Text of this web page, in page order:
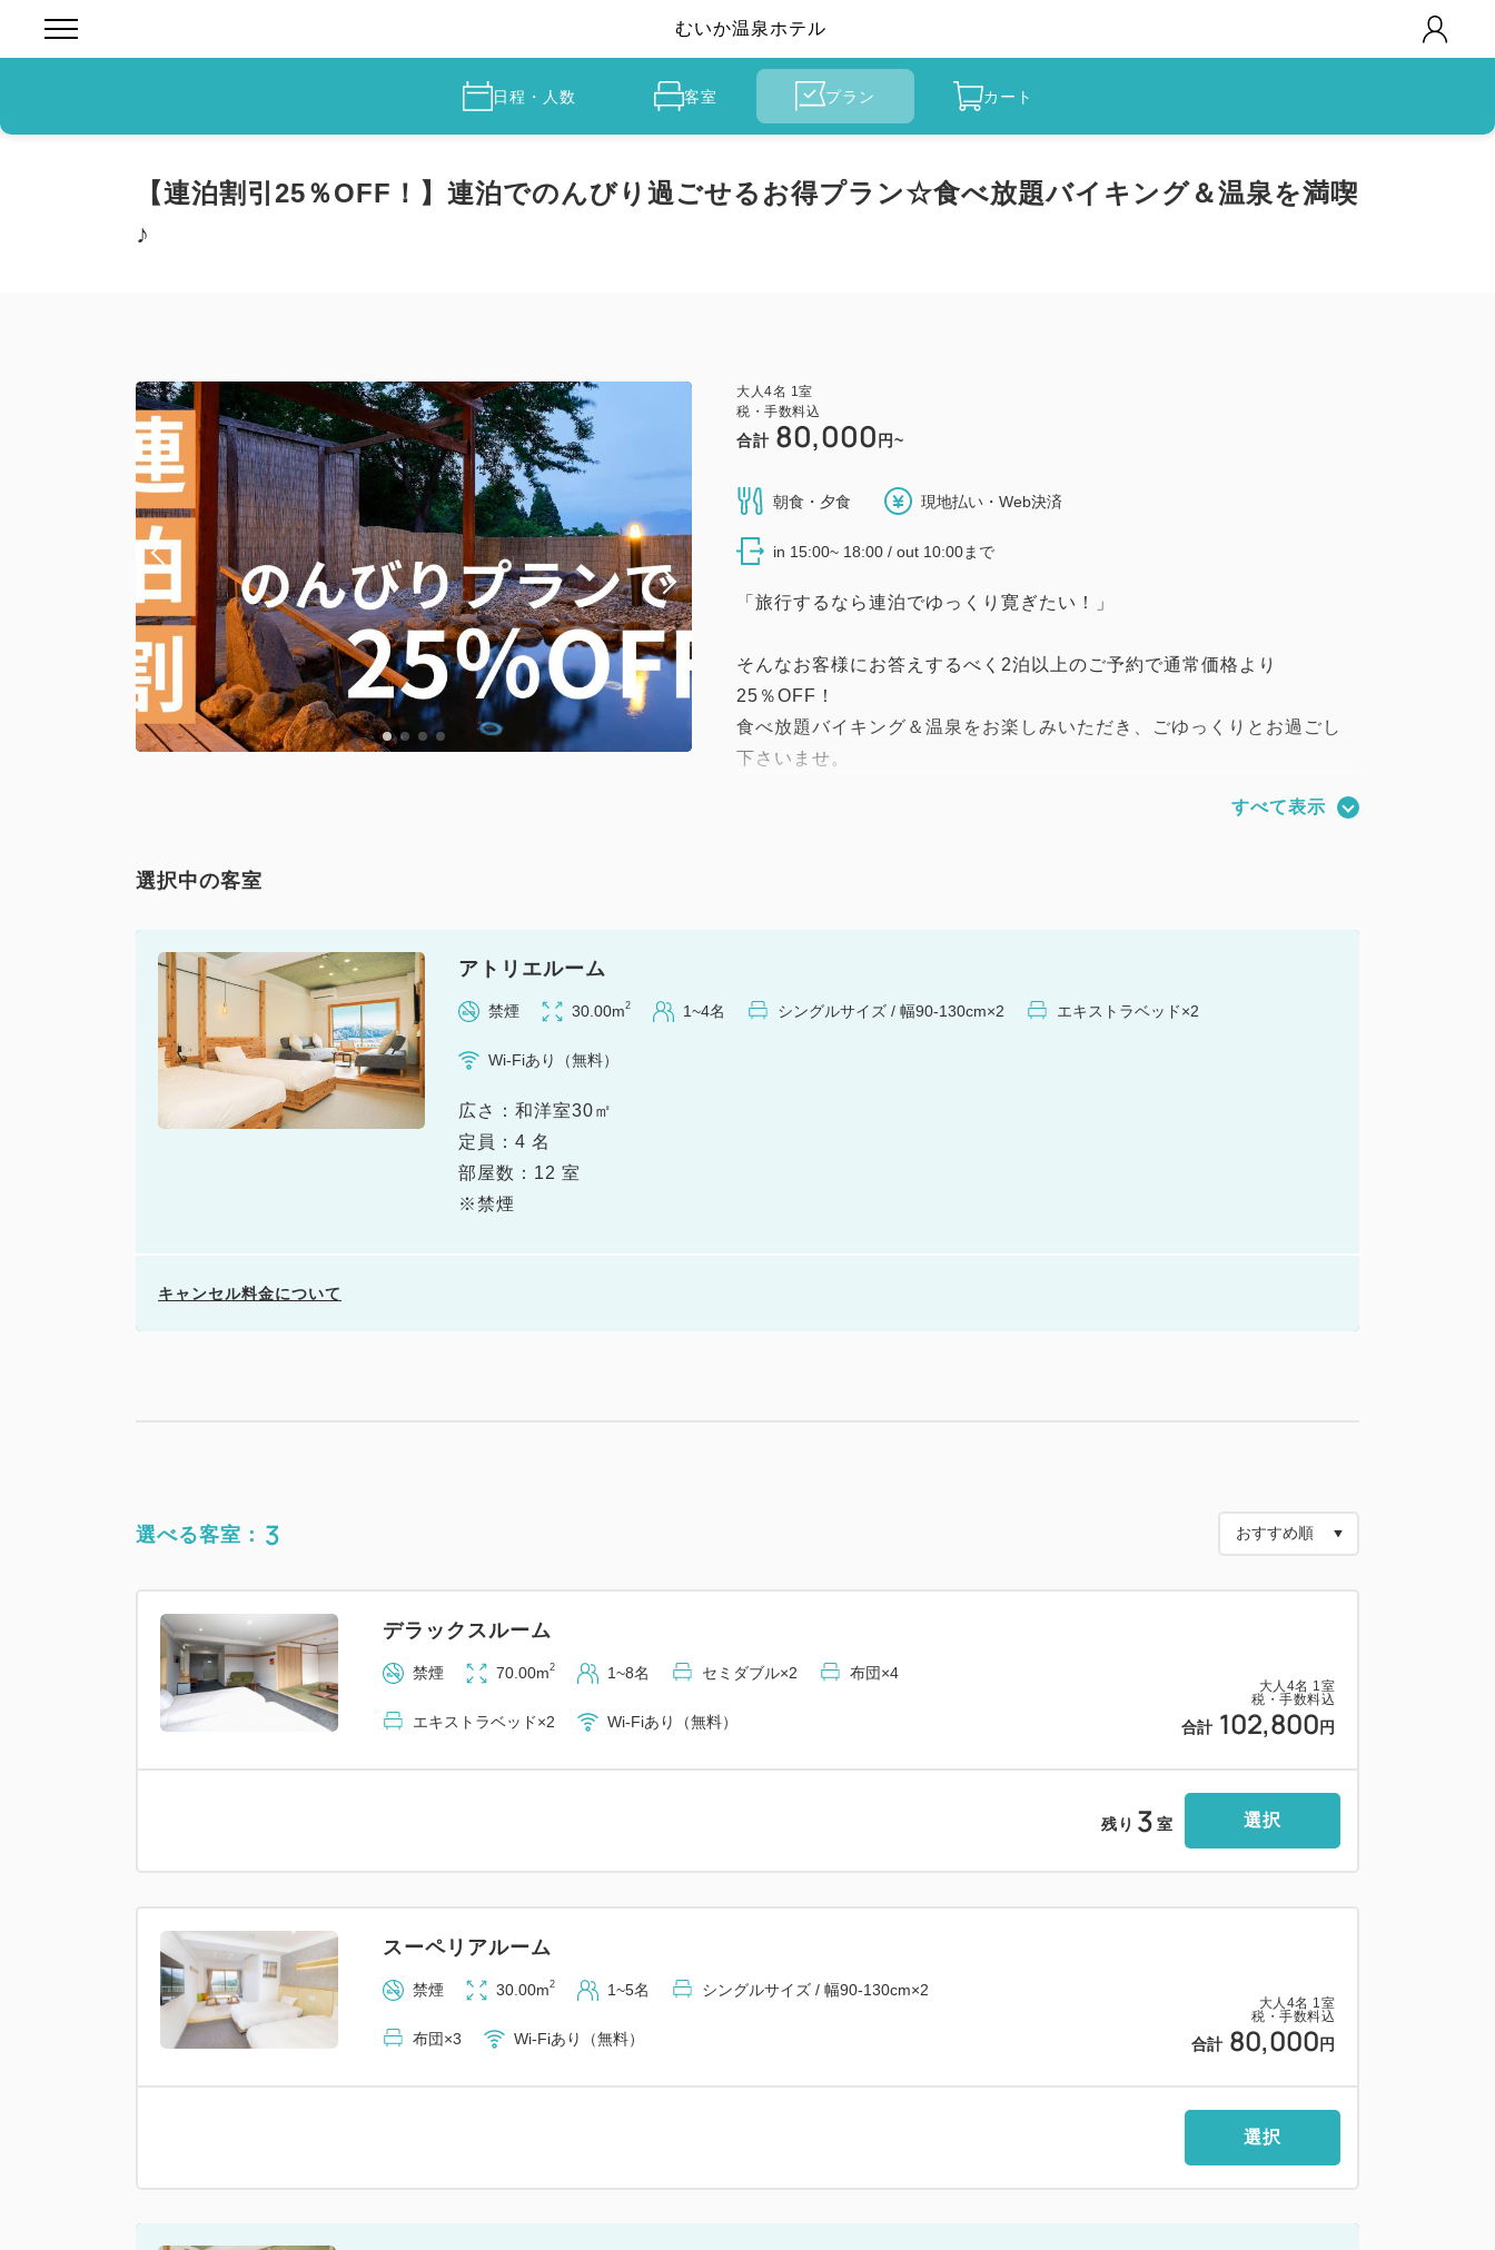
むいか温泉ホテル
日程・人数 客室 プラン カート
【連泊割引25％OFF！】連泊でのんびり過ごせるお得プラン☆食べ放題バイキング＆温泉を満喫
♪
大人4名 1室
税・手数料込
合計 80,000 円~
朝食・夕食 現地払い・Web決済
in 15:00~ 18:00 / out 10:00まで
「旅行するなら連泊でゆっくり寛ぎたい！」
そんなお客様にお答えするべく2泊以上のご予約で通常価格より
25％OFF！
食べ放題バイキング＆温泉をお楽しみいただき、ごゆっくりとお過ごし
下さいませ。
1泊2食付き
(10：00～12：00清掃時間はご利用いただけません。)
お気軽にご利用下さいませ。
すべて表示
選択中の客室
アトリエルーム
禁煙 30.00m2 1~4名 シングルサイズ / 幅90-130cm×2 エキストラベッド×2
Wi-Fiあり（無料）
広さ：和洋室30㎡
定員：4 名
部屋数：12 室
※禁煙
キャンセル料金について
選べる客室： 3
大人 4名 1室
税・手数料込
合計 102,800 円
デラックスルーム
禁煙 70.00m2 1~8名 セミダブル×2 布団×4
エキストラベッド×2 Wi-Fiあり（無料）
残り 3 室 選択
大人 4名 1室
税・手数料込
合計 80,000 円
スーペリアルーム
禁煙 30.00m2 1~5名 シングルサイズ / 幅90-130cm×2
布団×3 Wi-Fiあり（無料）
選択